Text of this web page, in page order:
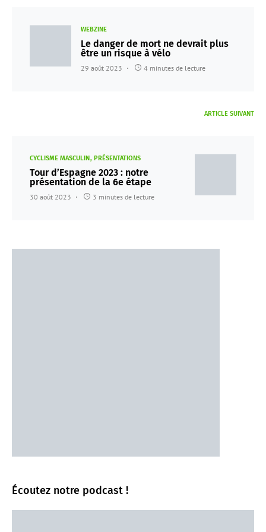
WEBZINE
Le danger de mort ne devrait plus
être un risque à vélo
29 août 2023 4 minutes de lecture
ARTICLE SUIVANT
CYCLISME MASCULIN PRÉSENTATIONS
Tour d’Espagne 2023 : notre
présentation de la 6e étape
30 août 2023 3 minutes de lecture
Écoutez notre podcast !